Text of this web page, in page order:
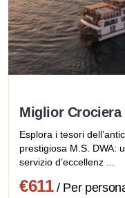
Miglior Crociera
Esplora i tesori
prestigiosa M.S. DWA:
servizio d’eccellenz ...
€611/ Per